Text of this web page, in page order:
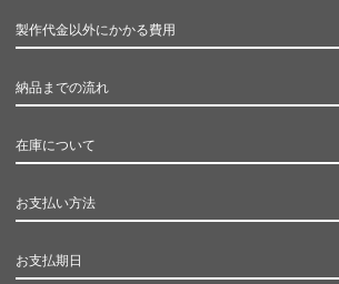
製作代金以外にかかる費用
納品までの流れ
在庫について
お支払い方法
お支払期日